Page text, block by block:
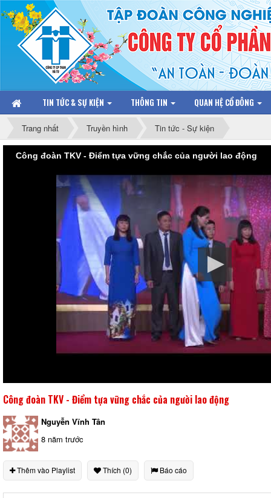
TIN TỨC & SỰ KIỆN THÔNG TIN QUAN HỆ CỔ ĐÔNG
Trang nhất Truyền hình Tin tức - Sự kiện
Công đoàn TKV - Điểm tựa vững chắc của người lao động
Công đoàn TKV - Điểm tựa vững chắc của người lao động
Nguyễn Vĩnh Tân
8 năm trước
Thêm vào Playlist Thích (0) Báo cáo